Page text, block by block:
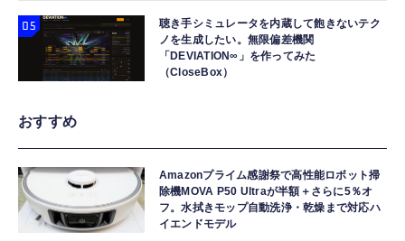
聴き手シミュレータを内蔵して飽きないテク
ノを生成したい。無限偏差機関
「DEVIATION∞」を作ってみた
（CloseBox）
おすすめ
Amazonプライム感謝祭で高性能ロボット掃
除機MOVA P50 Ultraが半額＋さらに5％オ
フ。水拭きモップ自動洗浄・乾燥まで対応ハ
イエンドモデル